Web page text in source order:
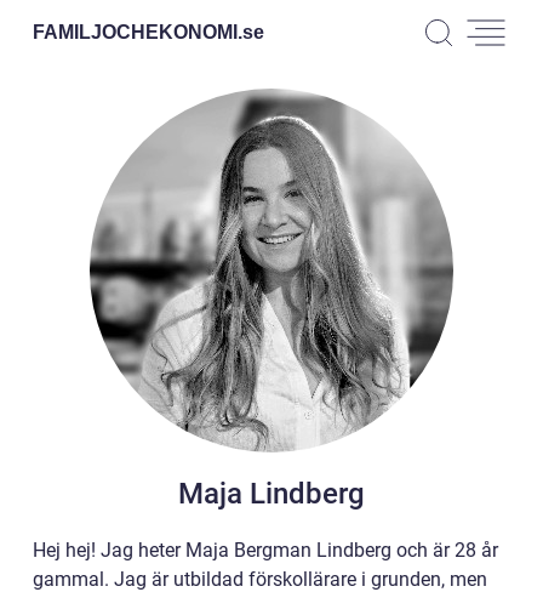
FAMILJOCHEKONOMI.se
Maja Lindberg
Hej hej! Jag heter Maja Bergman Lindberg och är 28 år
gammal. Jag är utbildad förskollärare i grunden, men